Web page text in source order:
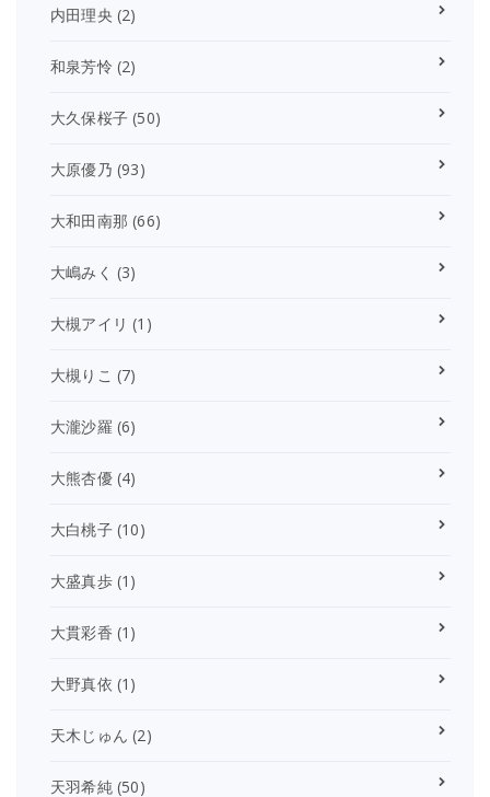
内田理央 (2)
和泉芳怜 (2)
大久保桜子 (50)
大原優乃 (93)
大和田南那 (66)
大嶋みく (3)
大槻アイリ (1)
大槻りこ (7)
大瀧沙羅 (6)
大熊杏優(4)
大白桃子(10)
大盛真歩(1)
大貫彩香 (1)
大野真依 (1)
天木じゅん (2)
天羽希純(50)